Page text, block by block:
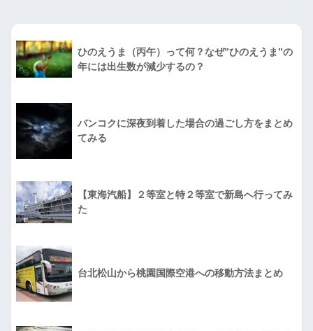
ひのえうま（丙午）って何？なぜ”ひのえうま”の
年には出生数が減少するの？
バンコクに深夜到着した場合の過ごし方をまとめ
てみる
【東海汽船】２等室と特２等室で新島へ行ってみ
た
台北松山から桃園国際空港への移動方法まとめ